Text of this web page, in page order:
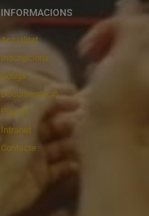
INFORMACIONS
Actualitat
Inscripcions
Botiga
Documentació
Playoff
Intranet
Contacte